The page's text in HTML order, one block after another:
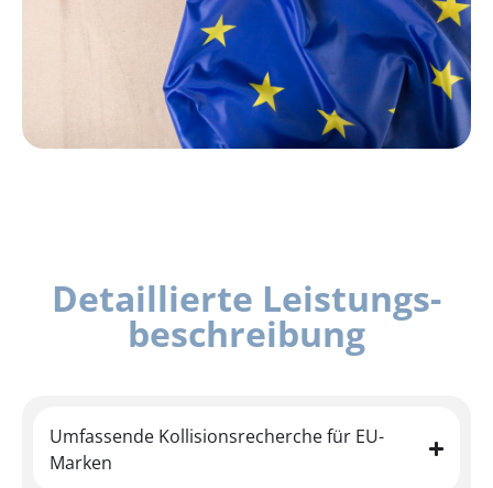
Detaillierte Leistungs­
beschreibung
Umfassende Kollisionsrecherche für EU-
Marken